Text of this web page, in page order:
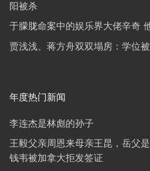
阳被杀
于朦胧命案中的娱乐界大佬辛奇
贾浅浅、蒋方舟双双塌房：学位
年度热门新闻
李连杰是林彪的孙子
王毅父亲周恩来母亲王昆，岳父
钱韦被加拿大拒发签证